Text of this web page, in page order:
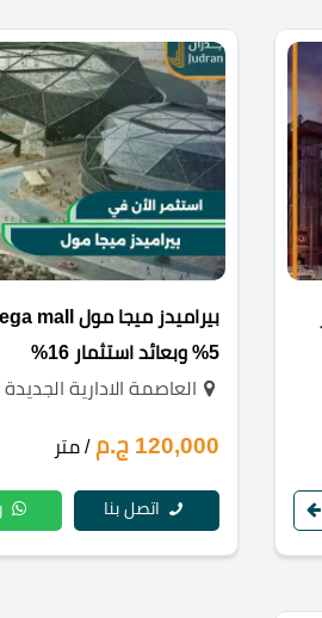
5% وبعائد استثمار 16%
العاصمة الادارية الجديدة
120,000 ج.م / متر
اتصل بنا